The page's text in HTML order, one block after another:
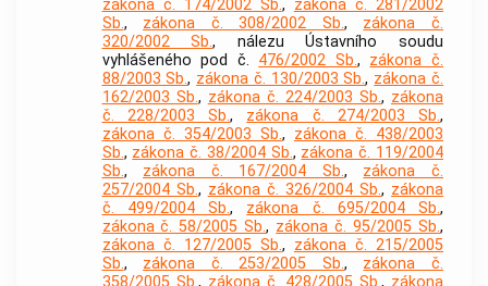
zákona č. 174/2002 Sb., zákona č. 281/2002
Sb., zákona č. 308/2002 Sb., zákona č.
320/2002 Sb., nálezu Ústavního soudu
vyhlášeného pod č. 476/2002 Sb., zákona č.
88/2003 Sb., zákona č. 130/2003 Sb., zákona č.
162/2003 Sb., zákona č. 224/2003 Sb., zákona
č. 228/2003 Sb., zákona č. 274/2003 Sb.,
zákona č. 354/2003 Sb., zákona č. 438/2003
Sb., zákona č. 38/2004 Sb., zákona č. 119/2004
Sb., zákona č. 167/2004 Sb., zákona č.
257/2004 Sb., zákona č. 326/2004 Sb., zákona
č. 499/2004 Sb., zákona č. 695/2004 Sb.,
zákona č. 58/2005 Sb., zákona č. 95/2005 Sb.,
zákona č. 127/2005 Sb., zákona č. 215/2005
Sb., zákona č. 253/2005 Sb., zákona č.